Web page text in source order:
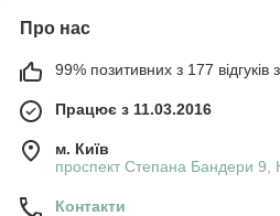
Про нас
99% позитивних з 177 відгуків
Працює з 11.03.2016
м. Київ
проспект Степана Бандери 9,
Контакти